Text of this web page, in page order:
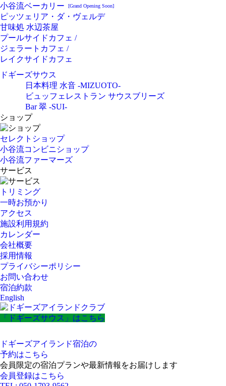
小谷流ベーカリー
[Grand Opening Soon]
ピッツェリア・ダ・ヴェルデ
甘味処 水辺茶屋
プールサイドカフェ /
ジェラートカフェ /
レイクサイドカフェ
ドギーズサウス
日本料理 水音 -MIZUOTO-
ビュッフェレストラン サウスブリーズ
Bar 翠 -SUI-
ショップ
セレクトショップ
小谷流コンビニショップ
小谷流ファーマーズ
サービス
トリミング
一時お預かり
アクセス
施設利用規約
カレンダー
会社概要
採用情報
プライバシーポリシー
お問い合わせ
宿泊約款
English
「ドギーズサウス」はこちら
ドギーズアイランド宿泊の
予約はこちら
会員限定の宿泊プランや最新情報をお届けします
会員登録はこちら